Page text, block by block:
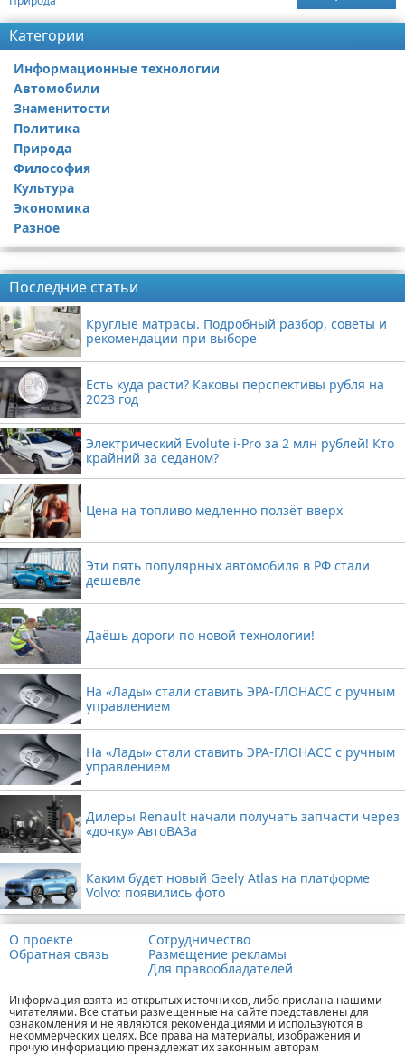
Категории
Информационные технологии
Автомобили
Знаменитости
Политика
Природа
Философия
Культура
Экономика
Разное
Последние статьи
Круглые матрасы. Подробный разбор, советы и
рекомендации при выборе
Есть куда расти? Каковы перспективы рубля на
2023 год
Электрический Evolute i-Pro за 2 млн рублей! Кто
крайний за седаном?
Цена на топливо медленно ползёт вверх
Эти пять популярных автомобиля в РФ стали
дешевле
Даёшь дороги по новой технологии!
На «Лады» стали ставить ЭРА-ГЛОНАСС с ручным
управлением
На «Лады» стали ставить ЭРА-ГЛОНАСС с ручным
управлением
Дилеры Renault начали получать запчасти через
«дочку» АвтоВАЗа
Каким будет новый Geely Atlas на платформе
Volvo: появились фото
О проекте
Обратная связь
Сотрудничество
Размещение рекламы
Для правообладателей
Информация взята из открытых источников, либо прислана нашими
читателями. Все статьи размещенные на сайте представлены для
ознакомления и не являются рекомендациями и используются в
некоммерческих целях. Все права на материалы, изображения и
прочую информацию пренадлежат их законным авторам